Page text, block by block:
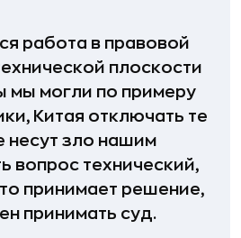
работа в правовой
плоскости
мы могли по примеру
Китая отключать те
несут зло нашим
вопрос технический,
принимает решение,
принимать суд.